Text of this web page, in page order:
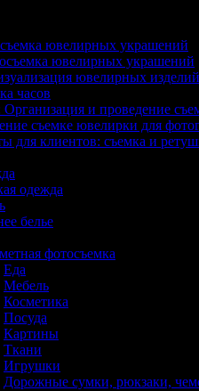
ювелирных украшений
ювелирных украшений
ювелирных изделий
часов
Организация и проведение
съемке ювелирки для
для клиентов: съемка и
одежда
белье
фотосъемка
Еда
Мебель
Косметика
Посуда
Картины
Ткани
Игрушки
Дорожные сумки, рюкзаки,